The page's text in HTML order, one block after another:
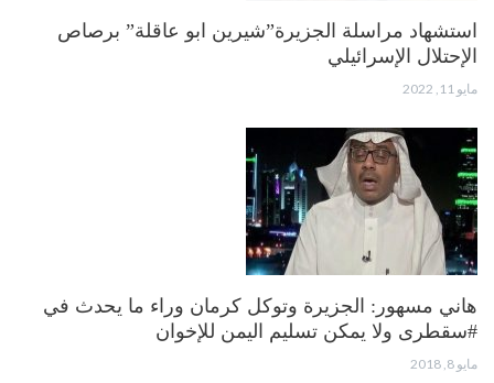
استشهاد مراسلة الجزيرة”شيرين ابو عاقلة” برصاص
الإحتلال الإسرائيلي
مايو 11, 2022
هاني مسهور: الجزيرة وتوكل كرمان وراء ما يحدث في
#سقطرى ولا يمكن تسليم اليمن للإخوان
مايو 8, 2018